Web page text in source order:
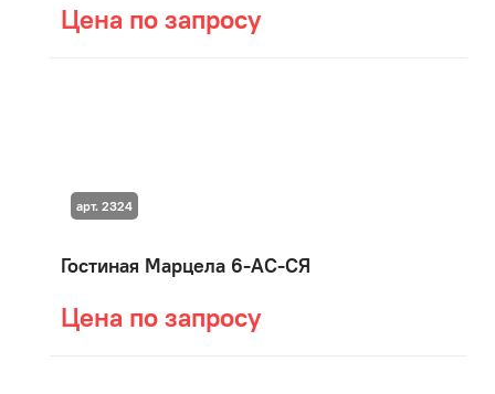
Цена по запросу
Гостиная Марцела 6-АС-СЯ
Цена по запросу
арт. 2324